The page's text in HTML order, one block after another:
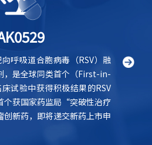
呼吸道合胞病毒（RSV）融
，是全球同类首个（First-in-
试验中获得积极结果的RSV
个获国家药监局“突破性治疗
新药，即将递交新药上市申